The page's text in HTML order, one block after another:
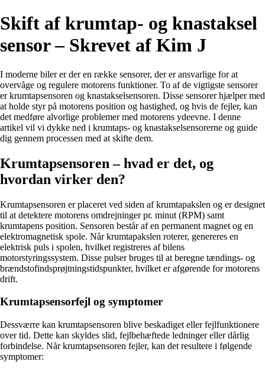
Skift af krumtap- og knastaksel
sensor – Skrevet af Kim J
I moderne biler er der en række sensorer, der er ansvarlige for at
overvåge og regulere motorens funktioner. To af de vigtigste sensorer
er krumtapsensoren og knastakselsensoren. Disse sensorer hjælper med
at holde styr på motorens position og hastighed, og hvis de fejler, kan
det medføre alvorlige problemer med motorens ydeevne. I denne
artikel vil vi dykke ned i krumtaps- og knastakselsensorerne og guide
dig gennem processen med at skifte dem.
Krumtapsensoren – hvad er det, og
hvordan virker den?
Krumtapsensoren er placeret ved siden af krumtapakslen og er designet
til at detektere motorens omdrejninger pr. minut (RPM) samt
krumtapens position. Sensoren består af en permanent magnet og en
elektromagnetisk spole. Når krumtapakslen roterer, genereres en
elektrisk puls i spolen, hvilket registreres af bilens
motorstyringssystem. Disse pulser bruges til at beregne tændings- og
brændstofindsprøjtningstidspunkter, hvilket er afgørende for motorens
drift.
Krumtapsensorfejl og symptomer
Dessværre kan krumtapsensoren blive beskadiget eller fejlfunktionere
over tid. Dette kan skyldes slid, fejlbehæftede ledninger eller dårlig
forbindelse. Når krumtapsensoren fejler, kan det resultere i følgende
symptomer: